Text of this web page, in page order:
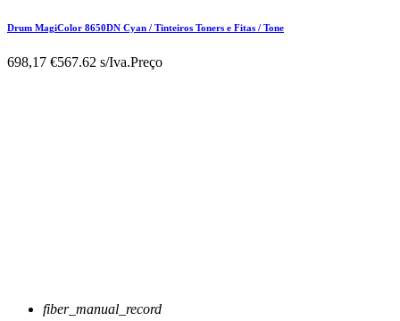
Drum MagiColor 8650DN Cyan / Tinteiros Toners e Fitas / Tone
698,17 €567.62 s/Iva.Preço
fiber_manual_record